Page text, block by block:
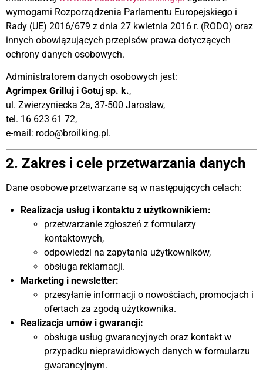
wymogami Rozporządzenia Parlamentu Europejskiego i
Rady (UE) 2016/679 z dnia 27 kwietnia 2016 r. (RODO) oraz
innych obowiązujących przepisów prawa dotyczących
ochrony danych osobowych.
Administratorem danych osobowych jest:
Agrimpex Grilluj i Gotuj sp. k.,
ul. Zwierzyniecka 2a, 37-500 Jarosław,
tel. 16 623 61 72,
e-mail: rodo@broilking.pl .
2. Zakres i cele przetwarzania danych
Dane osobowe przetwarzane są w następujących celach:
Realizacja usług i kontaktu z użytkownikiem:
przetwarzanie zgłoszeń z formularzy
kontaktowych,
odpowiedzi na zapytania użytkowników,
obsługa reklamacji.
Marketing i newsletter:
przesyłanie informacji o nowościach, promocjach i
ofertach za zgodą użytkownika.
Realizacja umów i gwarancji:
obsługa usług gwarancyjnych oraz kontakt w
przypadku nieprawidłowych danych w formularzu
gwarancyjnym.